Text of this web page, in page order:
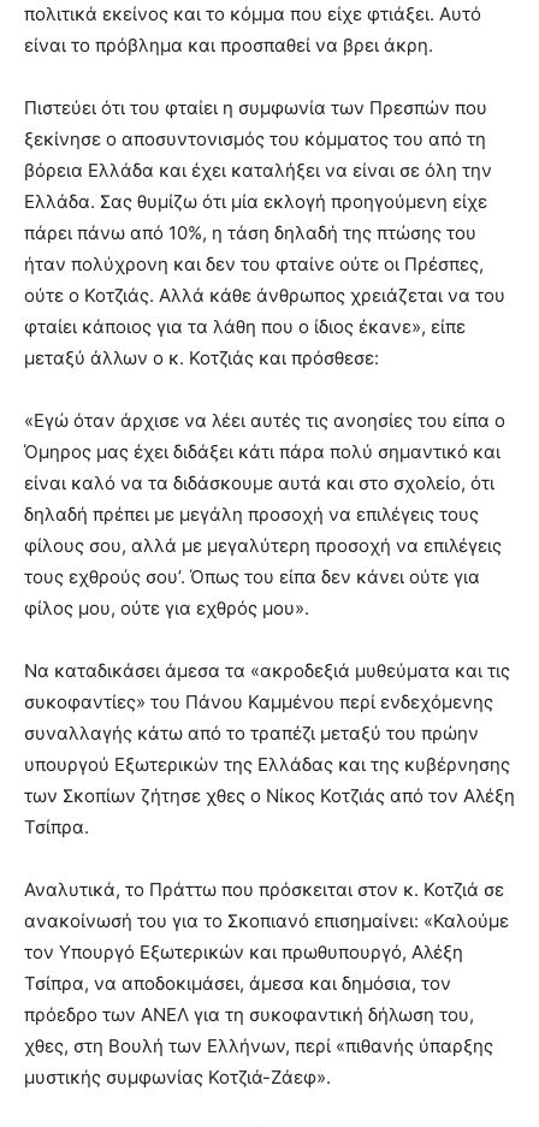
πολιτικά εκείνος και το κόμμα που είχε φτιάξει. Αυτό
είναι το πρόβλημα και προσπαθεί να βρει άκρη.
Πιστεύει ότι του φταίει η συμφωνία των Πρεσπών που
ξεκίνησε ο αποσυντονισμός του κόμματος του από τη
βόρεια Ελλάδα και έχει καταλήξει να είναι σε όλη την
Ελλάδα. Σας θυμίζω ότι μία εκλογή προηγούμενη είχε
πάρει πάνω από 10%, η τάση δηλαδή της πτώσης του
ήταν πολύχρονη και δεν του φταίνε ούτε οι Πρέσπες,
ούτε ο Κοτζιάς. Αλλά κάθε άνθρωπος χρειάζεται να του
φταίει κάποιος για τα λάθη που ο ίδιος έκανε», είπε
μεταξύ άλλων ο κ. Κοτζιάς και πρόσθεσε:
«Εγώ όταν άρχισε να λέει αυτές τις ανοησίες του είπα ο
Όμηρος μας έχει διδάξει κάτι πάρα πολύ σημαντικό και
είναι καλό να τα διδάσκουμε αυτά και στο σχολείο, ότι
δηλαδή πρέπει με μεγάλη προσοχή να επιλέγεις τους
φίλους σου, αλλά με μεγαλύτερη προσοχή να επιλέγεις
τους εχθρούς σου’. Όπως του είπα δεν κάνει ούτε για
φίλος μου, ούτε για εχθρός μου».
Να καταδικάσει άμεσα τα «ακροδεξιά μυθεύματα και τις
συκοφαντίες» του Πάνου Καμμένου περί ενδεχόμενης
συναλλαγής κάτω από το τραπέζι μεταξύ του πρώην
υπουργού Εξωτερικών της Ελλάδας και της κυβέρνησης
των Σκοπίων ζήτησε χθες ο Νίκος Κοτζιάς από τον Αλέξη
Τσίπρα.
Αναλυτικά, το Πράττω που πρόσκειται στον κ. Κοτζιά σε
ανακοίνωσή του για το Σκοπιανό επισημαίνει: «Καλούμε
τον Υπουργό Εξωτερικών και πρωθυπουργό, Αλέξη
Τσίπρα, να αποδοκιμάσει, άμεσα και δημόσια, τον
πρόεδρο των ΑΝΕΛ για τη συκοφαντική δήλωση του,
χθες, στη Βουλή των Ελλήνων, περί «πιθανής ύπαρξης
μυστικής συμφωνίας Κοτζιά-Ζάεφ».